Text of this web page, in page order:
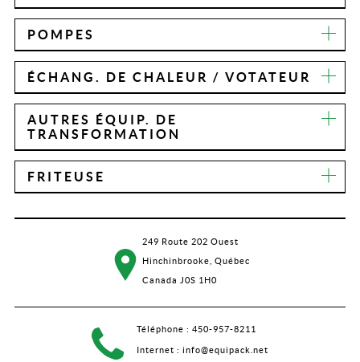
POMPES
ÉCHANG. DE CHALEUR / VOTATEUR
AUTRES ÉQUIP. DE
TRANSFORMATION
FRITEUSE
249 Route 202 Ouest
Hinchinbrooke, Québec
Canada J0S 1H0
Téléphone : 450-957-8211
Internet : info@equipack.net